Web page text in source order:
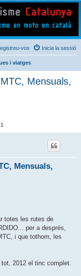
Inicia la sessió
vos
i viatges
Mensuals,
1
Mensuals,
totes les rutes de
per a després,
i que tothom, les
2012 el tinc complet.